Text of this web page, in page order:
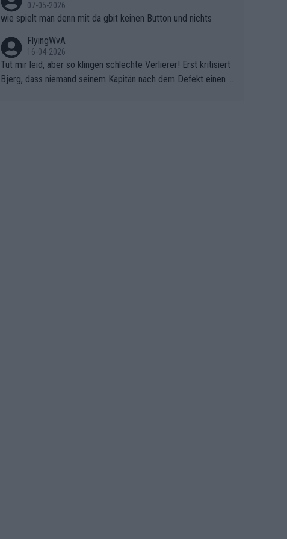
07-05-2026
wie spielt man denn mit da gbit keinen Button und nichts
FlyingWvA
16-04-2026
Tut mir leid, aber so klingen schlechte Verlierer! Erst kritisiert
Bjerg, dass niemand seinem Kapitän nach dem Defekt einen r